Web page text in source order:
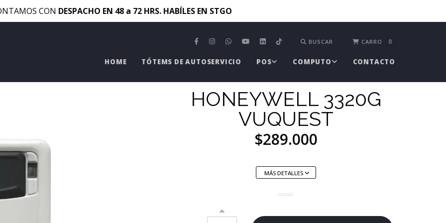
CON DESPACHO EN 48 a 72 HRS. HABÍLES EN STGO
BUSCAR CARRO 0
HOME TÓTEMS DE AUTOSERVICIO POS COMPUTO CONTACTO
HONEYWELL 3320G
VUQUEST
$289.000
MÁS DETALLES